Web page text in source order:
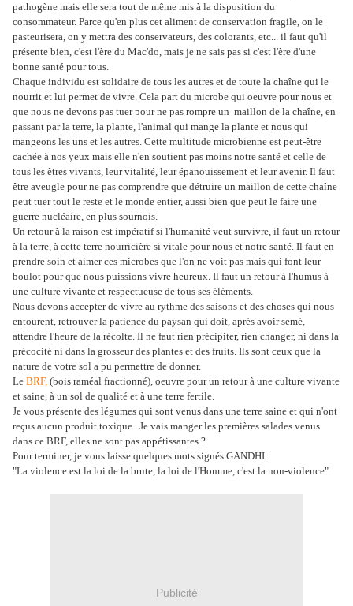
pathogène mais elle sera tout de même mis à la disposition du
consommateur. Parce qu'en plus cet aliment de conservation fragile, on le
pasteurisera, on y mettra des conservateurs, des colorants, etc... il faut qu'il
présente bien, c'est l'ère du Mac'do, mais je ne sais pas si c'est l'ère d'une
bonne santé pour tous.
Chaque individu est solidaire de tous les autres et de toute la chaîne qui le
nourrit et lui permet de vivre. Cela part du microbe qui oeuvre pour nous et
que nous ne devons pas tuer pour ne pas rompre un maillon de la chaîne, en
passant par la terre, la plante, l'animal qui mange la plante et nous qui
mangeons les uns et les autres. Cette multitude microbienne est peut-être
cachée à nos yeux mais elle n'en soutient pas moins notre santé et celle de
tous les êtres vivants, leur vitalité, leur épanouissement et leur avenir. Il faut
être aveugle pour ne pas comprendre que détruire un maillon de cette chaîne
peut tuer tout le reste et le monde entier, aussi bien que peut le faire une
guerre nucléaire, en plus sournois.
Un retour à la raison est impératif si l'humanité veut survivre, il faut un retour
à la terre, à cette terre nourricière si vitale pour nous et notre santé. Il faut en
prendre soin et aimer ces microbes que l'on ne voit pas mais qui font leur
boulot pour que nous puissions vivre heureux. Il faut un retour à l'humus à
une culture vivante et respectueuse de tous ses éléments.
Nous devons accepter de vivre au rythme des saisons et des choses qui nous
entourent, retrouver la patience du paysan qui doit, aprés avoir semé,
attendre l'heure de la récolte. Il ne faut rien précipiter, rien changer, ni dans la
précocité ni dans la grosseur des plantes et des fruits. Ils sont ceux que la
nature de votre sol a pu permettre de donner.
Le BRF, (bois raméal fractionné), oeuvre pour un retour à une culture vivante
et saine, à un sol de qualité et à une terre fertile.
Je vous présente des légumes qui sont venus dans une terre saine et qui n'ont
reçus aucun produit toxique. Je vais manger les premières salades venus
dans ce BRF, elles ne sont pas appétissantes ?
Pour terminer, je vous laisse quelques mots signés GANDHI :
"La violence est la loi de la brute, la loi de l'Homme, c'est la non-violence"
Publicité